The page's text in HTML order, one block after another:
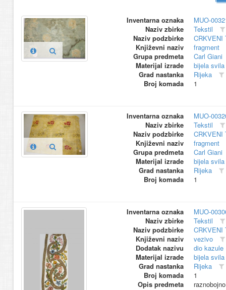
Inventarna oznaka
MUO-
Naziv zbirke
Tekstil
Naziv podzbirke
CRKVENI
Književni naziv
fragment
Grupa predmeta
Carl Giani
Materijal izrade
bijela svila
Grad nastanka
Rijeka
Broj komada
1
Inventarna oznaka
MUO-
Naziv zbirke
Tekstil
Naziv podzbirke
CRKVENI
Književni naziv
fragment
Grupa predmeta
Carl Giani
Materijal izrade
bijela svila
Grad nastanka
Rijeka
Broj komada
1
Inventarna oznaka
MUO-
Naziv zbirke
Tekstil
Naziv podzbirke
CRKVENI
Književni naziv
vezivo
Dodatak nazivu
dio kazule
Materijal izrade
bijela svila
Grad nastanka
Rijeka
Broj komada
1
Opis predmeta